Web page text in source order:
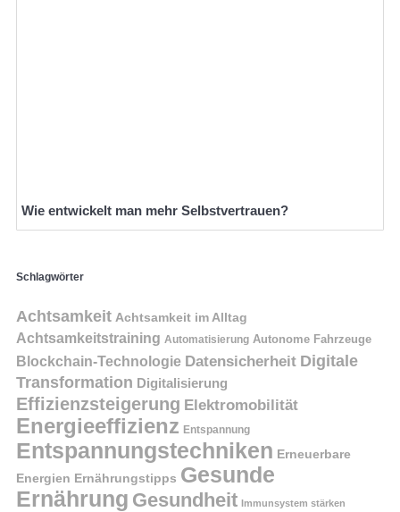
Wie entwickelt man mehr Selbstvertrauen?
Schlagwörter
Achtsamkeit Achtsamkeit im Alltag
Achtsamkeitstraining Automatisierung Autonome Fahrzeuge
Blockchain-Technologie Datensicherheit Digitale
Transformation Digitalisierung
Effizienzsteigerung Elektromobilität
Energieeffizienz Entspannung
Entspannungstechniken Erneuerbare
Energien Ernährungstipps Gesunde
Ernährung Gesundheit Immunsystem stärken